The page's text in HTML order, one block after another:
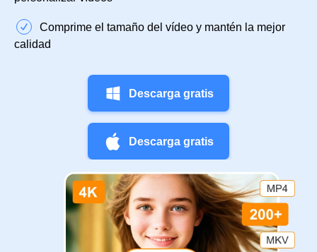
Comprime el tamaño del vídeo y mantén la mejor
calidad
Descarga gratis
Descarga gratis